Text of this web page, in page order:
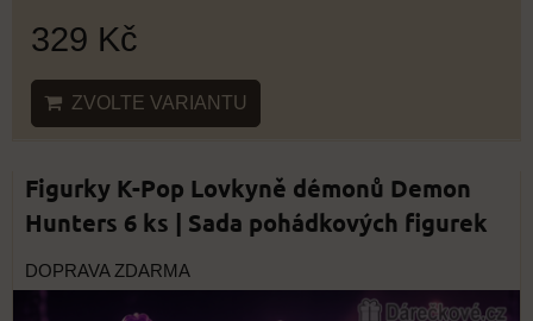
329 Kč
ZVOLTE VARIANTU
Figurky K-Pop Lovkyně démonů Demon
Hunters 6 ks | Sada pohádkových figurek
DOPRAVA ZDARMA